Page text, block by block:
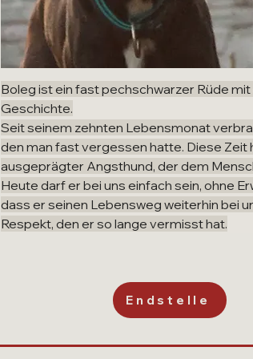
Endstelle
Boleg ist ein fast pechschwarzer Rüde
Geschichte.
Seit seinem zehnten Lebensmonat
den man fast vergessen hatte. Diese Zeit
ausgeprägter Angsthund, der dem
Heute darf er bei uns einfach sein, ohne
dass er seinen Lebensweg weiterhin bei
Respekt, den er so lange vermisst hat.